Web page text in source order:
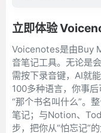
立即体验
Voicenotes是由Buy
音笔记工具。无论是
需按下录音键，AI就
100多种语言，你事
“那个书名叫什么”。
笔记；与Notion、
步，把你从“怕忘记”